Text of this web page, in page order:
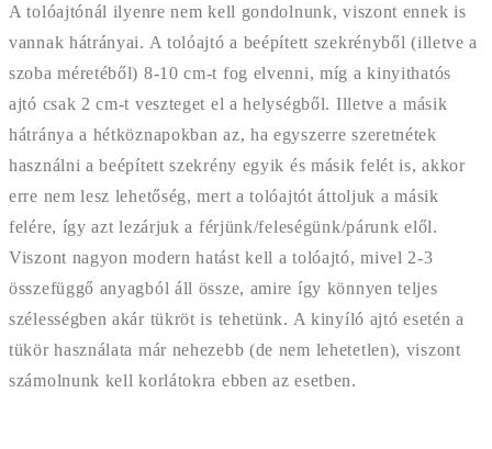
A tolóajtónál ilyenre nem kell gondolnunk, viszont ennek is
vannak hátrányai. A tolóajtó a beépített szekrényből (illetve a
szoba méretéből) 8-10 cm-t fog elvenni, míg a kinyithatós
ajtó csak 2 cm-t veszteget el a helységből. Illetve a másik
hátránya a hétköznapokban az, ha egyszerre szeretnétek
használni a beépített szekrény egyik és másik felét is, akkor
erre nem lesz lehetőség, mert a tolóajtót áttoljuk a másik
felére, így azt lezárjuk a férjünk/feleségünk/párunk elől.
Viszont nagyon modern hatást kell a tolóajtó, mivel 2-3
összefüggő anyagból áll össze, amire így könnyen teljes
szélességben akár tükröt is tehetünk. A kinyíló ajtó esetén a
tükör használata már nehezebb (de nem lehetetlen), viszont
számolnunk kell korlátokra ebben az esetben.